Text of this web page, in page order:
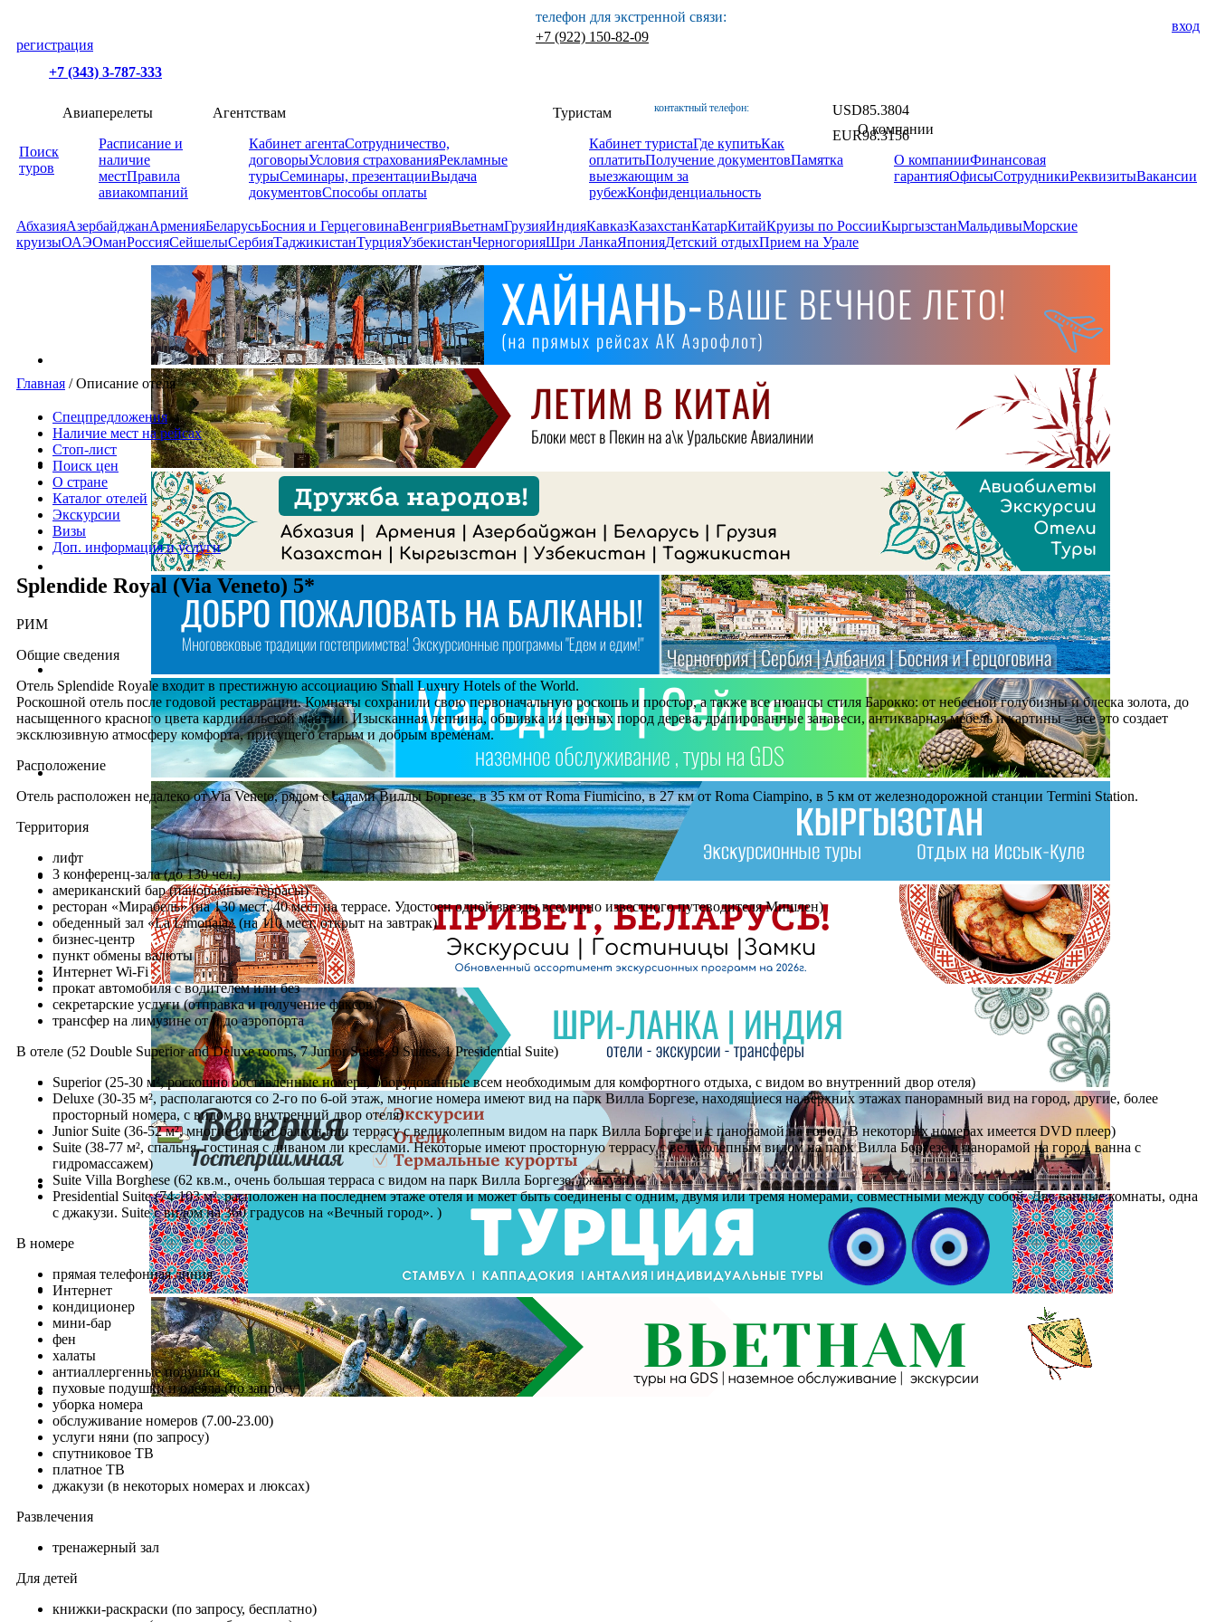
вход
регистрация
+7 (343) 3-787-333
телефон для экстренной связи:
+7 (922) 150-82-09
контактный телефон: USD85.3804
EUR98.3156
Поиск
туров
Авиаперелеты
Расписание и
наличие
местПравила
авиакомпаний
Агентствам
Кабинет агентаСотрудничество,
договорыУсловия страхованияРекламные
турыСеминары, презентацииВыдача
документовСпособы оплаты
Туристам
Кабинет туристаГде купитьКак
оплатитьПолучение документовПамятка
выезжающим за
рубежКонфиденциальность
О компании
О компанииФинансовая
гарантияОфисыСотрудникиРеквизитыВакансии
АбхазияАзербайджанАрменияБеларусьБосния и ГерцеговинаВенгрияВьетнамГрузияИндияКавказКазахстанКатарКитайКруизы по РоссииКыргызстанМальдивыМорские
круизыОАЭОманРоссияСейшелыСербияТаджикистанТурцияУзбекистанЧерногорияШри ЛанкаЯпонияДетский отдыхПрием на Урале
Главная /Описание отеля
Спецпредложения
Наличие мест на рейсах
Стоп-лист
Поиск цен
О стране
Каталог отелей
Экскурсии
Визы
Доп. информация и услуги
Splendide Royal (Via Veneto) 5*
РИМ
Общие сведения
Отель Splendide Royale входит в престижную ассоциацию Small Luxury Hotels of the World.
Роскошной отель после годовой реставрации. Комнаты сохранили свою первоначальную роскошь и простор, а также все нюансы стиля Барокко: от небесной голубизны и блеска золота, до
насыщенного красного цвета кардинальской мантии. Изысканная лепнина, обшивка из ценных пород дерева, драпированные занавеси, антикварная мебель и картины – все это создает
эксклюзивную атмосферу комфорта, присущего старым и добрым временам.
Расположение
Отель расположен недалеко от Via Veneto, рядом с садами Виллы Боргезе, в 35 км от Roma Fiumicino, в 27 км от Roma Ciampino, в 5 км от железнодорожной станции Termini Station.
Территория
лифт
3 конференц-зала (до 130 чел.)
американский бар (панорамные террасы)
ресторан «Мирабель» (на 130 мест, 40 мест на террасе. Удостоен одной звезды всемирно известного путеводителя Мишлен)
обеденный зал «La Limonaia» (на 110 мест, открыт на завтрак)
бизнес-центр
пункт обмены валюты
Интернет Wi-Fi
прокат автомобиля с водителем или без
секретарские услуги (отправка и получение факсов)
трансфер на лимузине от и до аэропорта
В отеле (52 Double Superior and Deluxe rooms, 7 Junior Suites, 9 Suites, 1 Presidential Suite)
Superior (25-30 м², роскошно обставленные номера, оборудованные всем необходимым для комфортного отдыха, с видом во внутренний двор отеля)
Deluxe (30-35 м², располагаются со 2-го по 6-ой этаж, многие номера имеют вид на парк Вилла Боргезе, находящиеся на верхних этажах панорамный вид на город, другие, более
просторный номера, с видом во внутренний двор отеля)
Junior Suite (36-52 м², многие имеют балкон или террасу с великолепным видом на парк Вилла Боргезе и с панорамой на город. В некоторых номерах имеется DVD плеер)
Suite (38-77 м², спальня, гостиная с диваном ли креслами. Некоторые имеют просторную террасу с великолепным видом на парк Вилла Боргезе и панорамой на город, ванна с
гидромассажем)
Suite Villa Borghese (62 кв.м., очень большая терраса с видом на парк Вилла Боргезе, джакузи)
Presidential Suite (74-103 м², расположен на последнем этаже отеля и может быть соединены с одним, двумя или тремя номерами, совместными между собой. Две ванные комнаты, одна
с джакузи. Suite с видом на 360 градусов на «Вечный город». )
В номере
прямая телефонная линия
Интернет
кондиционер
мини-бар
фен
халаты
антиаллергенные подушки
пуховые подушки и одеяла (по запросу)
уборка номера
обслуживание номеров (7.00-23.00)
услуги няни (по запросу)
спутниковое ТВ
платное ТВ
джакузи (в некоторых номерах и люксах)
Развлечения
тренажерный зал
Для детей
книжки-раскраски (по запросу, бесплатно)